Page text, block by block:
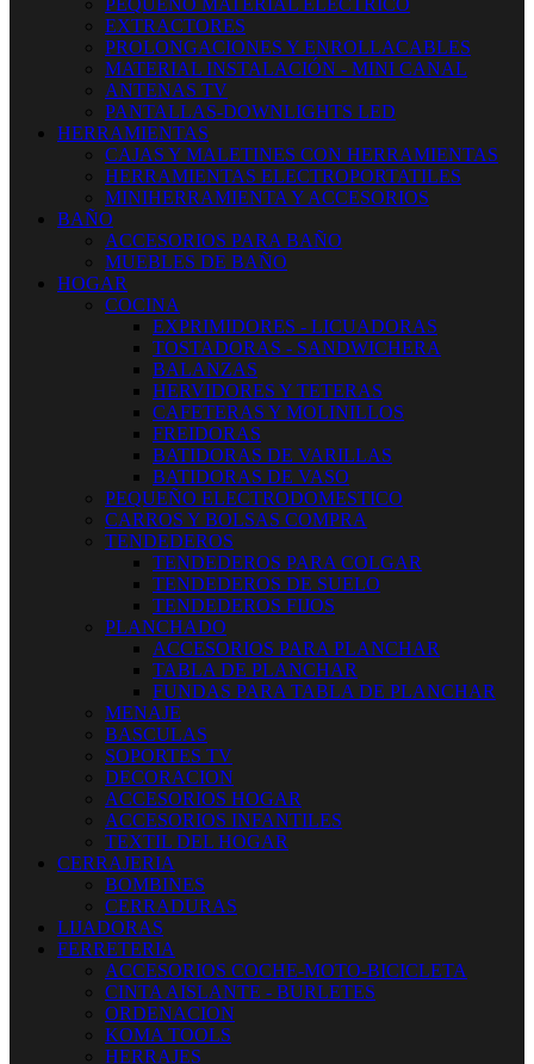
PEQUEÑO MATERIAL ELECTRICO
EXTRACTORES
PROLONGACIONES Y ENROLLACABLES
MATERIAL INSTALACIÓN - MINI CANAL
ANTENAS TV
PANTALLAS-DOWNLIGHTS LED
HERRAMIENTAS
CAJAS Y MALETINES CON HERRAMIENTAS
HERRAMIENTAS ELECTROPORTATILES
MINIHERRAMIENTA Y ACCESORIOS
BAÑO
ACCESORIOS PARA BAÑO
MUEBLES DE BAÑO
HOGAR
COCINA
EXPRIMIDORES - LICUADORAS
TOSTADORAS - SANDWICHERA
BALANZAS
HERVIDORES Y TETERAS
CAFETERAS Y MOLINILLOS
FREIDORAS
BATIDORAS DE VARILLAS
BATIDORAS DE VASO
PEQUEÑO ELECTRODOMESTICO
CARROS Y BOLSAS COMPRA
TENDEDEROS
TENDEDEROS PARA COLGAR
TENDEDEROS DE SUELO
TENDEDEROS FIJOS
PLANCHADO
ACCESORIOS PARA PLANCHAR
TABLA DE PLANCHAR
FUNDAS PARA TABLA DE PLANCHAR
MENAJE
BASCULAS
SOPORTES TV
DECORACION
ACCESORIOS HOGAR
ACCESORIOS INFANTILES
TEXTIL DEL HOGAR
CERRAJERIA
BOMBINES
CERRADURAS
LIJADORAS
FERRETERIA
ACCESORIOS COCHE-MOTO-BICICLETA
CINTA AISLANTE - BURLETES
ORDENACION
KOMA TOOLS
HERRAJES